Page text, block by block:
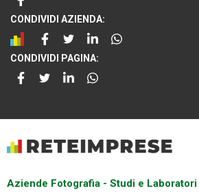
CONDIVIDI AZIENDA:
CONDIVIDI PAGINA:
Aziende Fotografia - Studi e Laboratori